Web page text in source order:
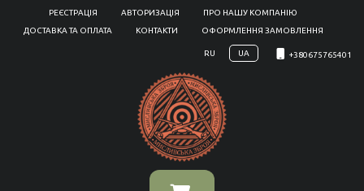
РЕЄСТРАЦІЯ АВТОРИЗАЦІЯ
ПРО НАШУ КОМПАНІЮ
ДОСТАВКА ТА ОПЛАТА
КОНТАКТИ ОФОРМЛЕННЯ ЗАМОВЛЕННЯ
RU UA +380675765401